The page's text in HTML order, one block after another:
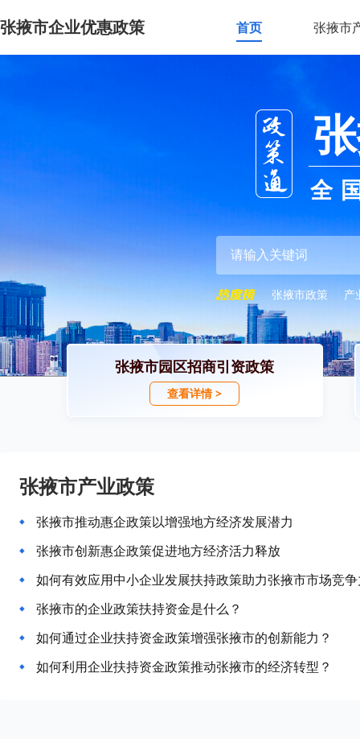
张掖市企业优惠政策 首页 张掖市
全
张掖市政策 产
张掖市园区招商引资政策
查看详情 >
张掖市产业政策
张掖市推动惠企政策以增强地方经济发展潜力
张掖市创新惠企政策促进地方经济活力释放
如何有效应用中小企业发展扶持政策助力张掖市市场竞
张掖市的企业政策扶持资金是什么？
如何通过企业扶持资金政策增强张掖市的创新能力？
如何利用企业扶持资金政策推动张掖市的经济转型？